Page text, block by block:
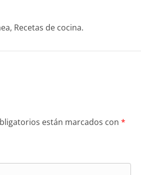
Recetas de cocina.
están marcados con *